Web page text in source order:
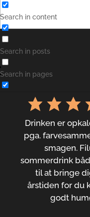
Search in content
Search in posts
Search in pages
Drinken er
pga.
smagen.
sommerdrink
til at bringe
årstiden for du
godt